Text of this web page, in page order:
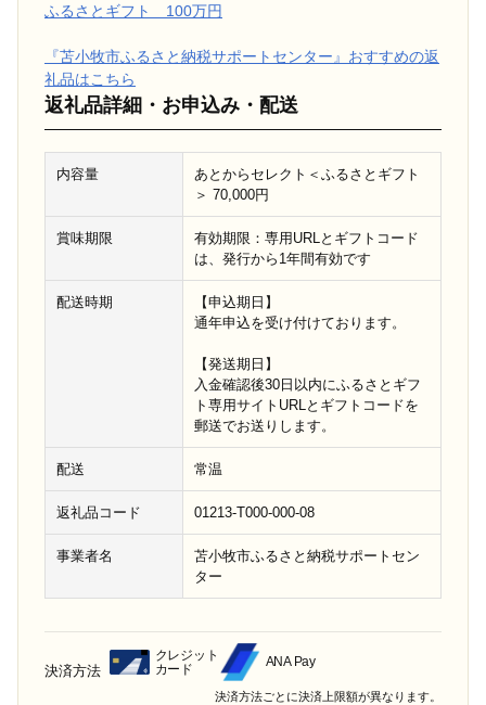
ふるさとギフト 100万円
『苫小牧市ふるさと納税サポートセンター』おすすめの返
礼品はこちら
返礼品詳細・お申込み・配送
内容量
あとからセレクト＜ふるさとギフト
＞ 70,000円
賞味期限
有効期限：専用URLとギフトコード
は、発行から1年間有効です
配送時期
【申込期日】
通年申込を受け付けております。
【発送期日】
入金確認後30日以内にふるさとギフ
ト専用サイトURLとギフトコードを
郵送でお送りします。
配送 常温
返礼品コード 01213-T000-000-08
事業者名
苫小牧市ふるさと納税サポートセン
ター
決済方法
クレジット
カード
ANA Pay
決済方法ごとに決済上限額が異なります。